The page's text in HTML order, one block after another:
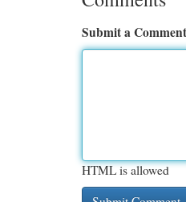
Submit a Comment
HTML is allowed